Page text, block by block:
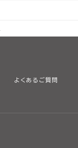
よくあるご質問